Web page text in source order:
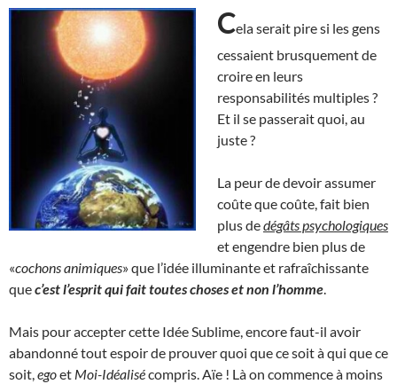
Cela serait pire si les gens
cessaient brusquement de
croire en leurs
responsabilités multiples ?
Et il se passerait quoi, au
juste ?
La peur de devoir assumer
coûte que coûte, fait bien
plus dedégâts psychologiques
et engendre bien plus de
«cochons animiques» que l’idée illuminante et rafraîchissante
quec’est l’esprit qui fait toutes choses et non l’homme
Mais pour accepter cette Idée Sublime, encore faut-il avoir
abandonné tout espoir de prouver quoi que ce soit à qui que ce
soit, egoet Moi-Idéalisécompris. Aïe ! Là on commence à moins